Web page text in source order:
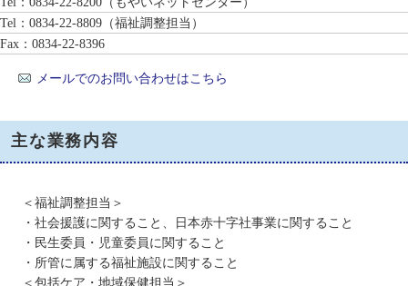
Tel：0834-22-8809 （福祉調整担当）
Fax：0834-22-8396
メールでのお問い合わせはこちら
主な業務内容
＜福祉調整担当＞
・社会援護に関すること、日本赤十字社事業に関すること
・民生委員・児童委員に関すること
・所管に属する福祉施設に関すること
＜包括ケア・地域保健担当＞